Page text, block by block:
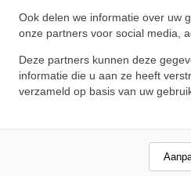
Ook delen we informatie over uw
onze partners voor social media,
Deze partners kunnen deze
informatie die u aan ze heeft
verzameld op basis van uw
★★★
★★★
Schrijf een